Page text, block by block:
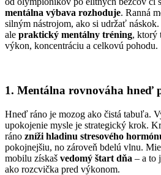
mentálna výbava rozhoduje. Ranná
silným nástrojom, ako si udržať
ale praktický mentálny tréning, ktorý
výkon, koncentráciu a celkovú pohodu.
1. Mentálna rovnováha hneď
Hneď ráno je mozog ako čistá tabuľa.
upokojenie mysle je strategický krok.
ráno zníži hladinu stresového
pokojnejšiu, no zároveň bdelú vlnu.
mobilu získaš vedomý štart dňa – a to
ako rozcvička pred výkonom.